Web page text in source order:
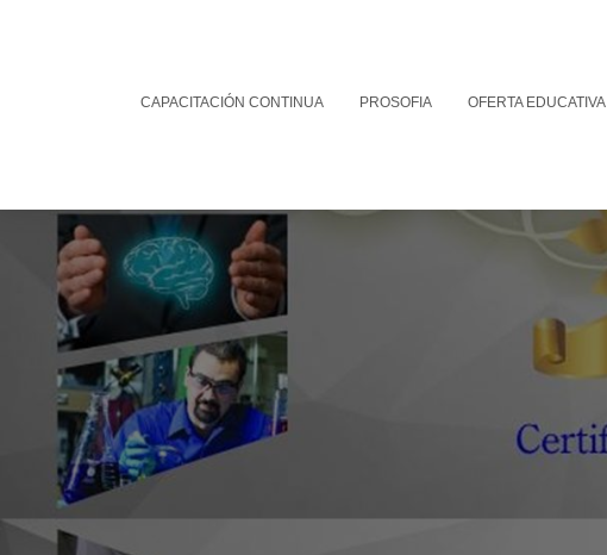
CAPACITACIÓN CONTINUA PROSOFIA OFERTA EDUCATIVA